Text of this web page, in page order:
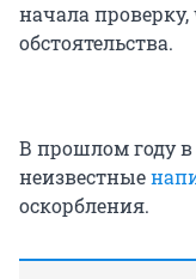
начала
обстоятельства.
В прошлом году в
неизвестные
оскорбления.